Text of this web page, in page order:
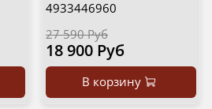
4933446960
27 590 Руб
18 900 Руб
В корзину